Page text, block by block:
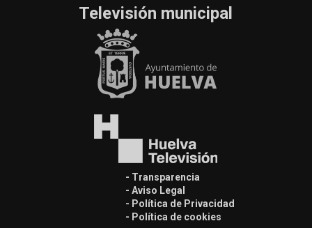
Televisión municipal
- Transparencia
- Aviso Legal
- Política de Privacidad
- Política de cookies